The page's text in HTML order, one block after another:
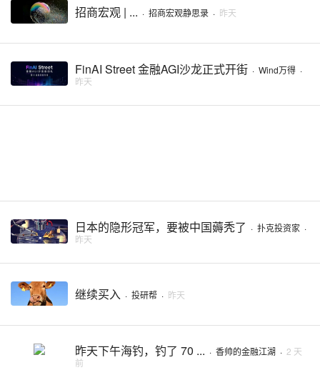
招商宏观 | ... · 招商宏观静思录 · 昨天
FinAI Street 金融AGI沙龙正式开街 · Wind万得 ·
昨天
日本的隐形冠军，要被中国薅秃了 · 扑克投资家 ·
昨天
继续买入 · 投研帮 · 昨天
昨天下午海钓，钓了 70 ... · 香帅的金融江湖 · 2 天
前